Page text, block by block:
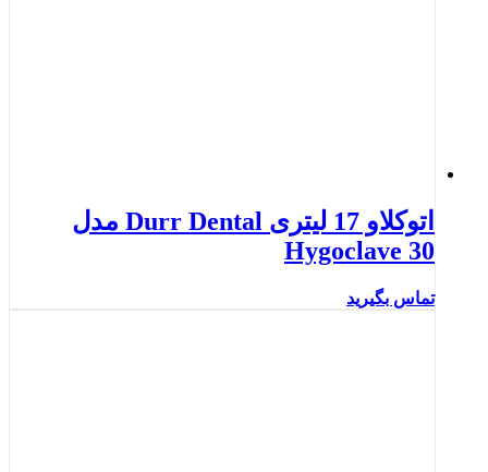
اتوکلاو 17 لیتری Durr Dental مدل
Hygoclave 30
تماس بگیرید